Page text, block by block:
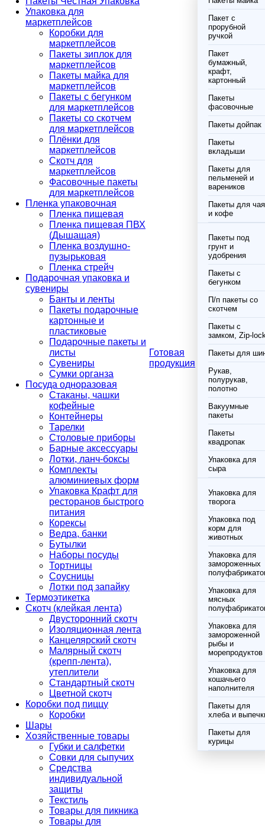
Упаковка для
маркетплейсов
Коробки для
маркетплейсов
Пакеты зиплок для
маркетплейсов
Пакеты майка для
маркетплейсов
Пакеты с бегунком
для маркетплейсов
Пакеты со скотчем
для маркетплейсов
Плёнки для
маркетплейсов
Скотч для
маркетплейсов
Фасовочные пакеты
для маркетплейсов
Пленка упаковочная
Пленка пищевая
Пленка пищевая ПВХ
(Дышащая)
Пленка воздушно-
пузырьковая
Пленка стрейч
Подарочная упаковка и
сувениры
Банты и ленты
Пакеты подарочные
картонные и
пластиковые
Подарочные пакеты и
листы
Сувениры
Сумки органза
Посуда одноразовая
Стаканы, чашки
кофейные
Контейнеры
Тарелки
Столовые приборы
Барные аксессуары
Лотки, ланч-боксы
Комплекты
алюминиевых форм
Упаковка Крафт для
ресторанов быстрого
питания
Корексы
Ведра, банки
Бутылки
Наборы посуды
Тортницы
Соусницы
Лотки под запайку
Термоэтикетка
Скотч (клейкая лента)
Двусторонний скотч
Изоляционная лента
Канцелярский скотч
Малярный скотч
(крепп-лента),
утеплители
Стандартный скотч
Цветной скотч
Коробки под пиццу
Коробки
Шары
Хозяйственные товары
Губки и салфетки
Совки для сыпучих
Средства
индивидуальной
защиты
Текстиль
Товары для пикника
Товары для
Готовая
продукция
Пакет с
прорубной
ручкой
Пакет
бумажный,
крафт,
картонный
Пакеты
фасовочные
Пакеты дойпак
Пакеты
вкладыши
Пакеты для
пельменей и
вареников
Пакеты для чая
и кофе
Пакеты под
грунт и
удобрения
Пакеты с
бегунком
П/п пакеты со
скотчем
Пакеты с
замком, Zip-
Пакеты для
Рукав,
полурукав,
полотно
Вакуумные
пакеты
Пакеты
квадропак
Упаковка для
сыра
Упаковка для
творога
Упаковка под
корм для
животных
Упаковка для
замороженных
Упаковка для
мясных
Упаковка для
замороженной
рыбы и
морепродуктов
Упаковка для
кошачьего
наполнителя
Пакеты для
хлеба и
Пакеты для
курицы